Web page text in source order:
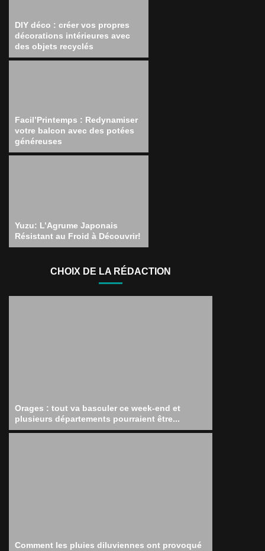
DIY déco : créer vos propres
décorations intérieures avec
des objets recyclés
Facil’Printemps : Redynamiser
votre balcon avec des potées
généreuses
Yuzu: L’Agrume Japonais
Résistant au Froid à Découvrir!
CHOIX DE LA RÉDACTION
Orages : tout va basculer ce week-end et
plusieurs départements pourraient être...
Comment les pluies diluviennes ont provoqué